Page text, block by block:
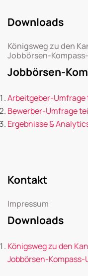
Downloads
Königsweg zu den
Jobbörsen-
Jobbörsen-
Arbeitgeber-
Bewerber-Umfrage
Ergebnisse &
Kontakt
Impressum
Downloads
Königsweg zu den
Jobbörsen-Kompass-